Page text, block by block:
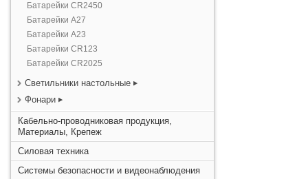
Батарейки CR2450
Батарейки А27
Батарейки А23
Батарейки CR123
Батарейки CR2025
Светильники настольные
Фонари
Кабельно-проводниковая продукция,
Материалы, Крепеж
Силовая техника
Системы безопасности и видеонаблюдения